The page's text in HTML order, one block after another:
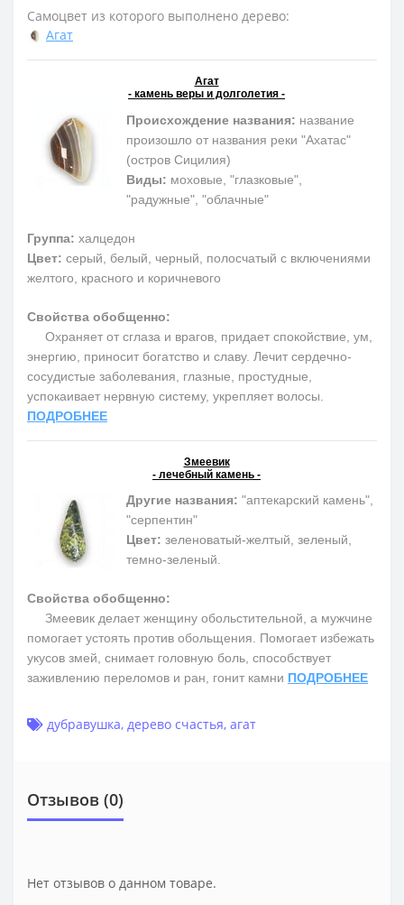
Самоцвет из которого выполнено дерево:
Агат
Агат
- камень веры и долголетия -
Происхождение названия: название
произошло от названия реки "Ахатас"
(остров Сицилия)
Виды: моховые, "глазковые",
"радужные", "облачные"
Группа: халцедон
Цвет: серый, белый, черный, полосчатый с включениями
желтого, красного и коричневого
Свойства обобщенно:
Охраняет от сглаза и врагов, придает спокойствие, ум,
энергию, приносит богатство и славу. Лечит сердечно-
сосудистые заболевания, глазные, простудные,
успокаивает нервную систему, укрепляет волосы.
ПОДРОБНЕЕ
Змеевик
- лечебный камень -
Другие названия: "аптекарский камень",
"серпентин"
Цвет: зеленоватый-желтый, зеленый,
темно-зеленый.
Свойства обобщенно:
Змеевик делает женщину обольстительной, а мужчине
помогает устоять против обольщения. Помогает избежать
укусов змей, снимает головную боль, способствует
заживлению переломов и ран, гонит камни ПОДРОБНЕЕ
дубравушка, дерево счастья, агат
Отзывов (0)
Нет отзывов о данном товаре.